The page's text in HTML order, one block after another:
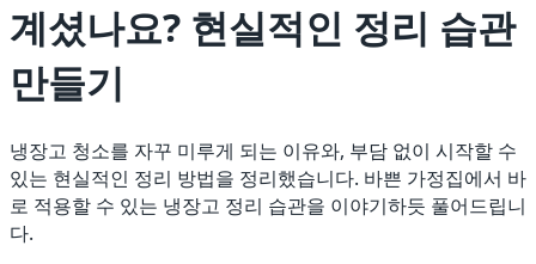
계셨나요? 현실적인 정리 습관
만들기
냉장고 청소를 자꾸 미루게 되는 이유와, 부담 없이 시작할 수
있는 현실적인 정리 방법을 정리했습니다. 바쁜 가정집에서 바
로 적용할 수 있는 냉장고 정리 습관을 이야기하듯 풀어드립니
다.